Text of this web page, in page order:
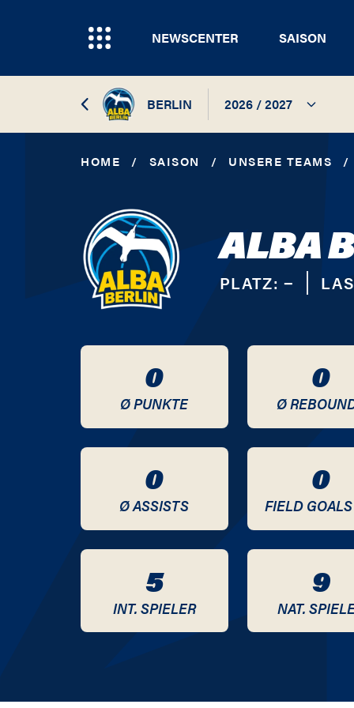
NEWSCENTER SAISON
BERLIN 2026 / 2027
2024 / 2025
2021 / 2022
2018 / 2019
2016 / 2017
2014 / 2015
HOME / SAISON / UNSERE TEAMS /
ALBA
PLATZ: −
0
Ø PUNKTE
0
Ø
0
Ø ASSISTS
0
FIELD
5
INT. SPIELER
9
NAT.